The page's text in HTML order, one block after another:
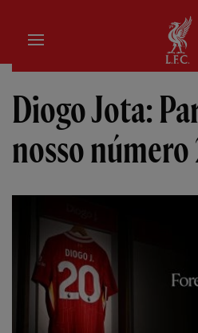
Diogo Jota:
nosso número